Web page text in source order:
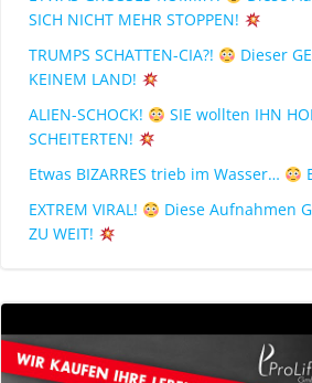
SICH NICHT MEHR STOPPEN!
TRUMPS SCHATTEN-CIA?!
Dieser
KEINEM LAND!
ALIEN-SCHOCK!
SIE wollten IHN
SCHEITERTEN!
Etwas BIZARRES trieb im Wasser…
EXTREM VIRAL!
Diese Aufnahmen
ZU WEIT!